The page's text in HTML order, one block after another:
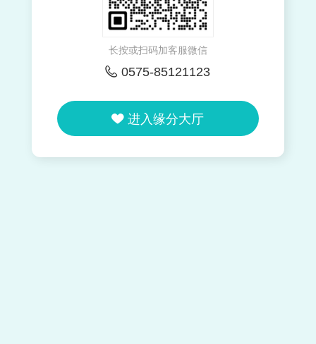
长按或扫码加客服微信
 0575-85121123
 进入缘分大厅